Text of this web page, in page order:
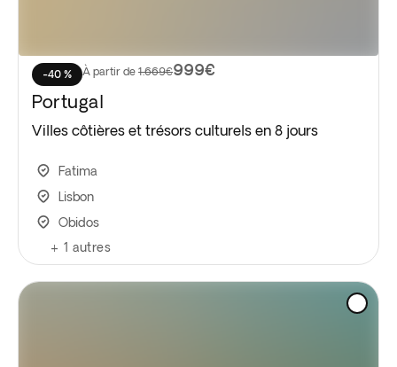
-40 % À partir de 1.669€999€
Portugal
Villes côtières et trésors culturels en 8 jours
Fatima
Lisbon
Obidos
+ 1 autres